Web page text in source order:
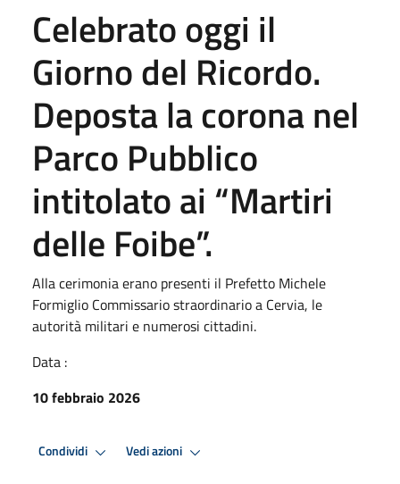
Celebrato oggi il
Giorno del Ricordo.
Deposta la corona nel
Parco Pubblico
intitolato ai “Martiri
delle Foibe”.
Alla cerimonia erano presenti il Prefetto Michele
Formiglio Commissario straordinario a Cervia, le
autorità militari e numerosi cittadini.
Data :
10 febbraio 2026
Condividi Vedi azioni